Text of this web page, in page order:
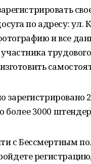
по адресу: ул.
и все
зарегистрировано
более 3000
с Бессмертным